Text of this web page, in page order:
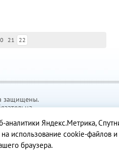
21 22
защищены.
Яндекс.Метрика,
использование cookie-файлов и
браузера.